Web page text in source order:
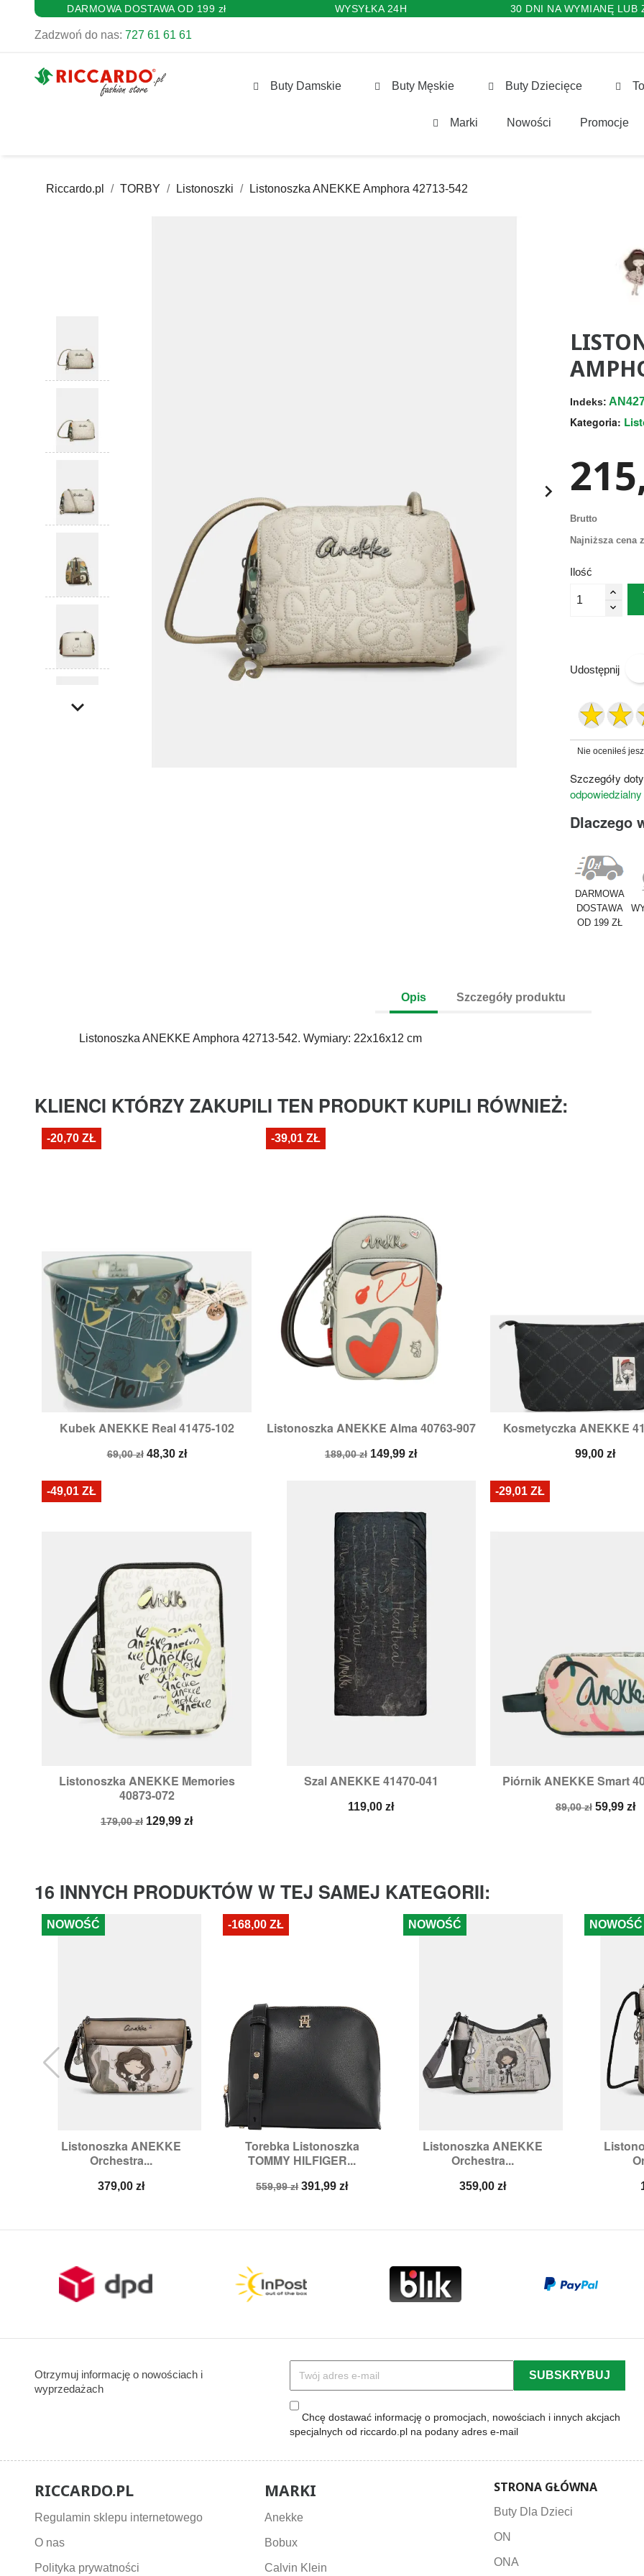
DARMOWA DOSTAWA OD 199 zł WYSYŁKA 24H 30 DNI NA WYMIANĘ LUB
Zadzwoń do nas: 727 61 61 61
Buty Damskie Buty Męskie Buty Dziecięce
Marki Nowości Promocje
Riccardo.pl TORBY Listonoszki Listonoszka ANEKKE Amphora 42713-542

Indeks:
Kategoria:
Brutto
Najniższa cena
Ilość
Udostępnij
Nie oceniłeś
Szczegóły
Dlaczego
DARMOWA
DOSTAWA
OD 199 ZŁ
Opis Szczegóły produktu
Listonoszka ANEKKE Amphora 42713-542. Wymiary: 22x16x12 cm
KLIENCI KTÓRZY ZAKUPILI TEN PRODUKT KUPILI RÓWNIEŻ:
Kubek ANEKKE Real 41475-102
Cena
69,00 zł Cena
48,30 zł
 Szybki podgląd
-20,70 ZŁ
Listonoszka ANEKKE Alma 40763-907
Cena
189,00 zł Cena
149,99 zł
Szybki podgląd
-39,01 ZŁ
Kosmetyczka ANEKKE
Cena
99,00 zł
Szybki podgląd
Listonoszka ANEKKE Memories
40873-072
Cena
179,00 zł Cena
129,99 zł
Szybki podgląd
-49,01 ZŁ
Szal ANEKKE 41470-041
Cena
119,00 zł
 Szybki podgląd Piórnik ANEKKE Smart
Cena
89,00 zł Cena
59,99 zł
Szybki podgląd
-29,01 ZŁ
16 INNYCH PRODUKTÓW W TEJ SAMEJ KATEGORII:
Listonoszka ANEKKE
Orchestra...
Cena
379,00 zł
Szybki podgląd
NOWOŚĆ
Torebka Listonoszka
TOMMY HILFIGER...
Cena
559,99 zł Cena
391,99 zł
Szybki podgląd
-168,00 ZŁ
Listonoszka ANEKKE
Orchestra...
Cena
359,00 zł
Szybki podgląd
NOWOŚĆ

NOWOŚĆ
Otrzymuj informację o nowościach i
wyprzedażach
Chcę dostawać informację o promocjach, nowościach i innych akcjach
specjalnych od riccardo.pl na podany adres e-mail
RICCARDO.PL
Regulamin sklepu internetowego
O nas
Polityka prywatności
MARKI
Anekke
Bobux
Calvin Klein
STRONA GŁÓWNA
Buty Dla Dzieci
ON
ONA